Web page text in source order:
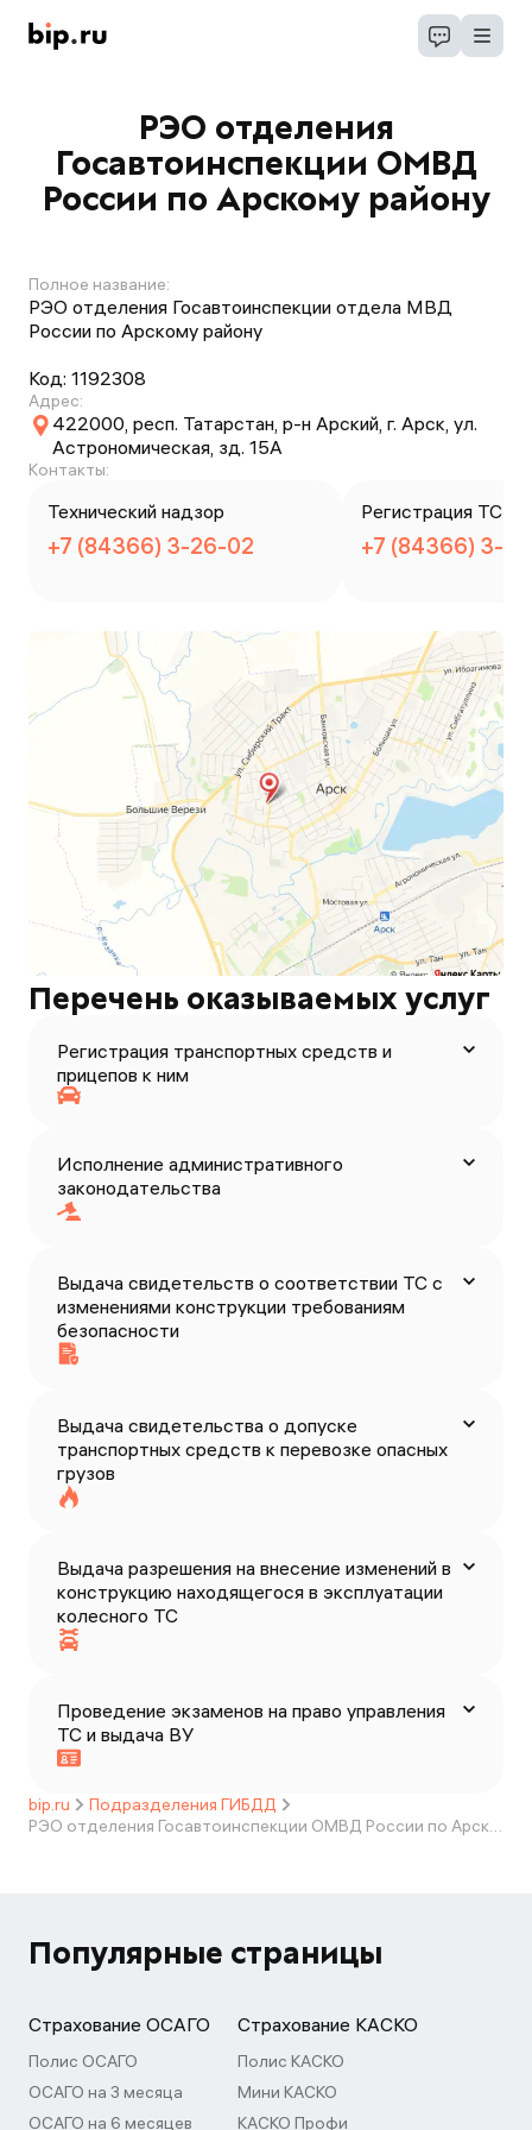
РЭО отделения
Госавтоинспекции ОМВД
России по Арскому району
Полное название:
РЭО отделения Госавтоинспекции отдела МВД
России по Арскому району
Код: 1192308
Адрес:
422000, респ. Татарстан, р-н Арский, г. Арск, ул.
Астрономическая, зд. 15А
Контакты:
Технический надзор
+7 (84366) 3-26-02
Регистрация ТС
+7 (84366) 3-
Перечень оказываемых услуг
Регистрация транспортных средств и
прицепов к ним
Исполнение административного
законодательства
Выдача свидетельств о соответствии ТС с
изменениями конструкции требованиям
безопасности
Выдача свидетельства о допуске
транспортных средств к перевозке опасных
грузов
Выдача разрешения на внесение изменений в
конструкцию находящегося в эксплуатации
колесного ТС
Проведение экзаменов на право управления
ТС и выдача ВУ
bip.ru
Подразделения ГИБДД
РЭО отделения Госавтоинспекции ОМВД России по Арскому району
Популярные страницы
Страхование ОСАГО
Полис ОСАГО
ОСАГО на 3 месяца
ОСАГО на 6 месяцев
Страхование КАСКО
Полис КАСКО
Мини КАСКО
КАСКО Профи